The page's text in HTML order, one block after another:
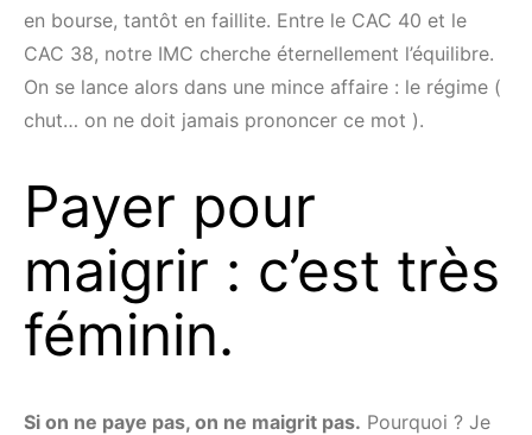
en bourse, tantôt en faillite. Entre le CAC 40 et le
CAC 38, notre IMC cherche éternellement l’équilibre.
On se lance alors dans une mince affaire : le régime (
chut… on ne doit jamais prononcer ce mot ).
Payer pour
maigrir : c’est très
féminin.
Si on ne paye pas, on ne maigrit pas. Pourquoi ? Je